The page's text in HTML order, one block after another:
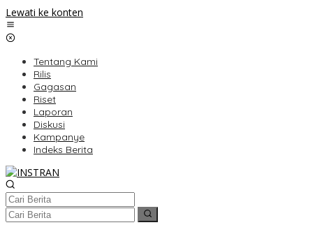
Lewati ke konten
Tentang Kami
Rilis
Gagasan
Riset
Laporan
Diskusi
Kampanye
Indeks Berita